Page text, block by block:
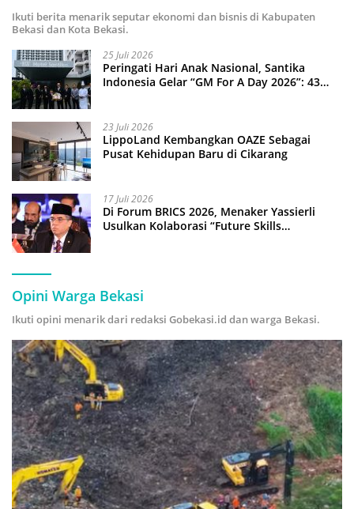
Ikuti berita menarik seputar ekonomi dan bisnis di Kabupaten
Bekasi dan Kota Bekasi.
25 Juli 2026
Peringati Hari Anak Nasional, Santika
Indonesia Gelar “GM For A Day 2026”: 43
23 Juli 2026
LippoLand Kembangkan OAZE Sebagai
Pusat Kehidupan Baru di Cikarang
17 Juli 2026
Di Forum BRICS 2026, Menaker Yassierli
Usulkan Kolaborasi “Future Skills
Opini Warga Bekasi
Ikuti opini menarik dari redaksi Gobekasi.id dan warga Bekasi.